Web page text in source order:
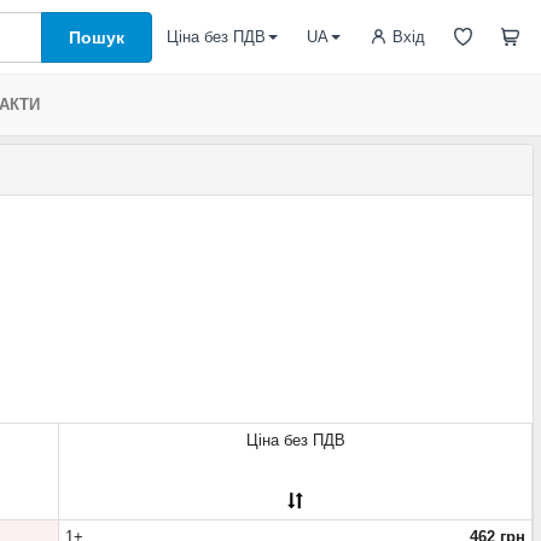
Пошук Вхід
Ціна без ПДВ UA
Ціна без ПДВ
1+ 462 грн